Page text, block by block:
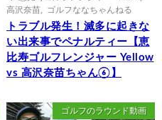
高沢奈苗
ゴルフななちゃんねる
トラブル発生！滅多に起きな
い出来事でペナルティー【恵
比寿ゴルフレンジャー Yellow
vs 高沢奈苗ちゃん⑥】
ゴルフのラウンド動画